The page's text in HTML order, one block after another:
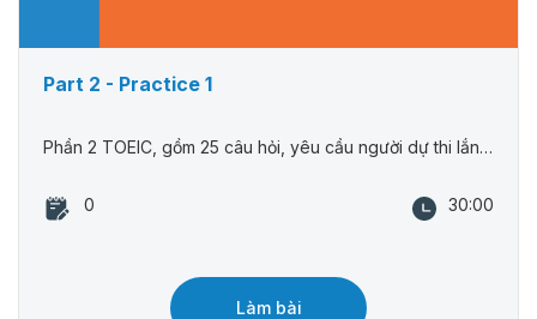
Part 2 - Practice 1
Phần 2 TOEIC, gồm 25 câu hỏi, yêu cầu người dự thi lắng nghe câu hỏi và chọn câu trả lời phù hợp từ 3 lựa chọn.
0 30:00
Làm bài